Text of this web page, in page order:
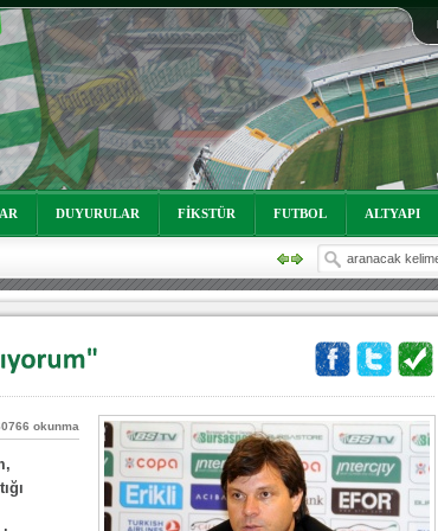
DUYURULAR FİKSTÜR FUTBOL ALTYAPI
okunma